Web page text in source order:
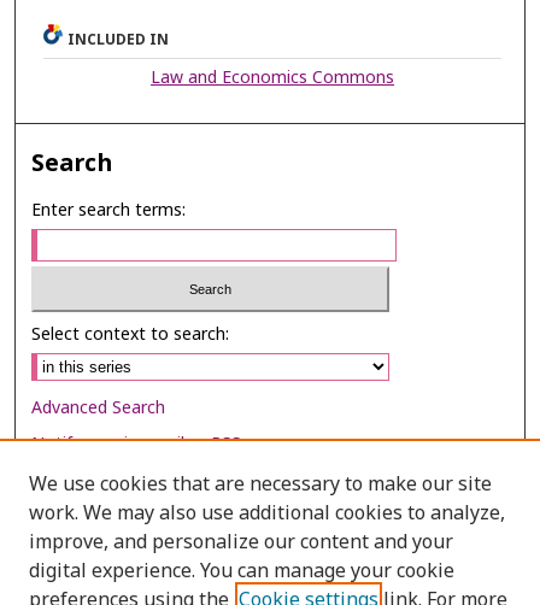
INCLUDED IN
Law and Economics Commons
Search
Enter search terms:
Select context to search:
Advanced Search
Notify me via email orRSS
Browse
Collections
Disciplines
We use cookies that are necessary to make our site
work. We may also use additional cookies to analyze,
improve, and personalize our content and your
digital experience. You can manage your cookie